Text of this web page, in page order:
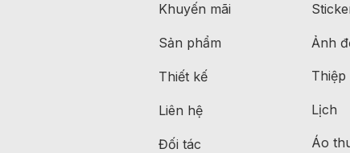
Khuyến mãi
Sản phẩm
Thiết kế
Liên hệ
Đối tác
Ảnh
Thiệp
Lịch
Áo